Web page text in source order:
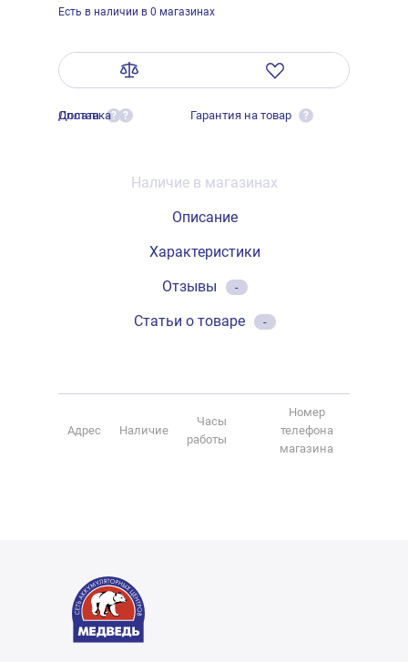
Есть в наличии в 0 магазинах
Оплата ?
Доставка ? Гарантия на товар ?
Наличие в магазинах
Описание
Характеристики
Отзывы
-
Статьи о товаре -
Адрес Наличие
Часы
работы
Номер
телефона
магазина